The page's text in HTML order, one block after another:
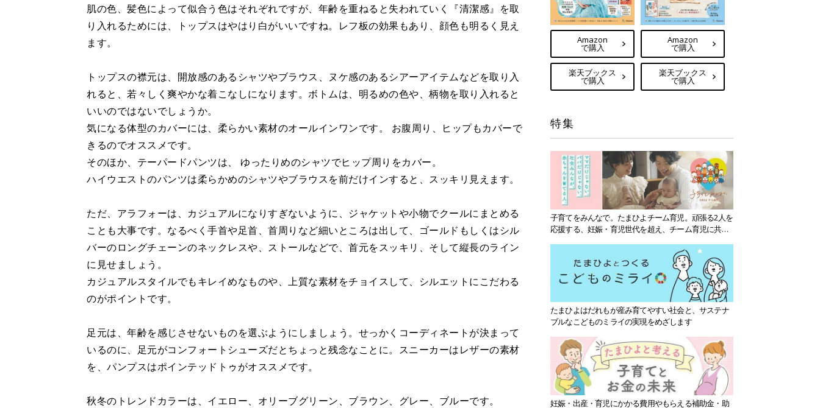
肌の色、髪色によって似合う色はそれぞれですが、年齢を重ねると失われていく『清潔感』を取
り入れるためには、トップスはやはり白がいいですね。レフ板の効果もあり、顔色も明るく見え
ます。
トップスの襟元は、開放感のあるシャツやブラウス、ヌケ感のあるシアーアイテムなどを取り入
れると、若々しく爽やかな着こなしになります。ボトムは、明るめの色や、柄物を取り入れると
いいのではないでしょうか。
気になる体型のカバーには、柔らかい素材のオールインワンです。 お腹周り、ヒップもカバーで
きるのでオススメです。
そのほか、テーパードパンツは、 ゆったりめのシャツでヒップ周りをカバー。
ハイウエストのパンツは柔らかめのシャツやブラウスを前だけインすると、スッキリ見えます。
ただ、アラフォーは、カジュアルになりすぎないように、ジャケットや小物でクールにまとめる
ことも大事です。なるべく手首や足首、首周りなど細いところは出して、ゴールドもしくはシル
バーのロングチェーンのネックレスや、ストールなどで、首元をスッキリ、そして縦長のライン
に見せましょう。
カジュアルスタイルでもキレイめなものや、上質な素材をチョイスして、シルエットにこだわる
のがポイントです。
足元は、年齢を感じさせないものを選ぶようにしましょう。せっかくコーディネートが決まって
いるのに、足元がコンフォートシューズだとちょっと残念なことに。スニーカーはレザーの素材
を、パンプスはポインテッドトゥがオススメです。
秋冬のトレンドカラーは、イエロー、オリーブグリーン、ブラウン、グレー、ブルーです。
Amazon
で購入
楽天ブックス
で購入
Amazon
で購入
楽天ブックス
で購入
特集
子育てをみんなで。たまひよチーム育児。頑張る2人を
応援する、妊娠・育児世代を超え、チーム育児に共感
たまひよはだれもが産み育てやすい社会と、サステナ
ブルなこどものミライの実現をめざします
妊娠・出産・育児にかかる費用やもらえる補助金・助